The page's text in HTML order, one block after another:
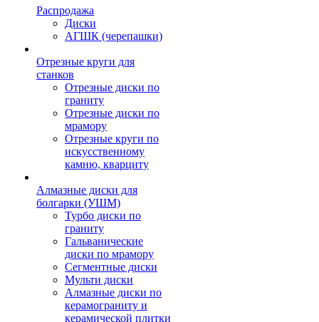
Распродажа
Диски
АГШК (черепашки)
Отрезные круги для
станков
Отрезные диски по
граниту
Отрезные диски по
мрамору
Отрезные круги по
искусственному
камню, кварциту
Алмазные диски для
болгарки (УШМ)
Турбо диски по
граниту
Гальванические
диски по мрамору
Сегментные диски
Мульти диски
Алмазные диски по
керамограниту и
керамической плитки